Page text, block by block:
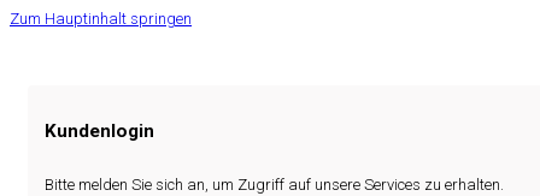
Zum Hauptinhalt springen
Kundenlogin
Bitte melden Sie sich an, um Zugriff auf unsere Services zu erhalten.